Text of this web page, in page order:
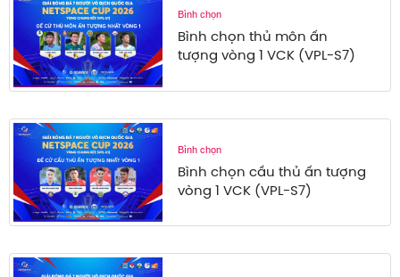
Bình chọn
Bình chọn thủ môn ấn
tượng vòng 1 VCK (VPL-S7)
Bình chọn
Bình chọn cầu thủ ấn tượng
vòng 1 VCK (VPL-S7)